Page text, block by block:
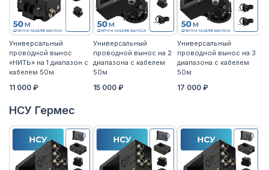
Универсальный
проводной вынос
«НИТЬ» на 1 диапазон с
кабелем 50м.
11 000 ₽
Универсальный
проводной вынос на 2
диапазона с кабелем
50м
15 000 ₽
Универсальный
проводной вынос на 3
диапазона с кабелем
50м
17 000 ₽
НСУ Гермес